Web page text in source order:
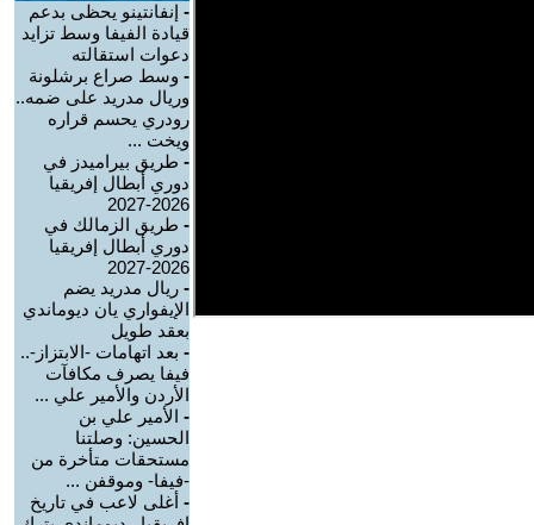
- إنفانتينو يحظى بدعم
قيادة الفيفا وسط تزايد
دعوات استقالته
- وسط صراع برشلونة
وريال مدريد على ضمه..
رودري يحسم قراره
ويخت ...
- طريق بيراميدز في
دوري أبطال إفريقيا
2026-2027
- طريق الزمالك في
دوري أبطال إفريقيا
2026-2027
- ريال مدريد يضم
الإيفواري يان ديوماندي
بعقد طويل
- بعد اتهامات -الابتزاز-..
فيفا يصرف مكافآت
الأردن والأمير علي ...
- الأمير علي بن
الحسين: وصلتنا
مستحقات متأخرة من
-فيفا- وموقفن ...
- أغلى لاعب في تاريخ